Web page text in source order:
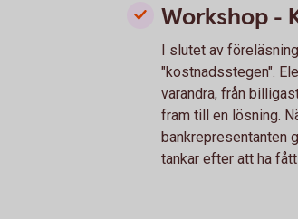
Workshop -
I slutet av
"kostnadsstegen".
varandra, från
fram till en lösning.
bankrepresentanten
tankar efter att ha fått